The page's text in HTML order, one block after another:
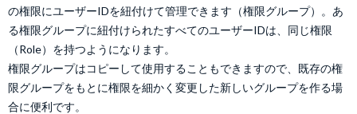
の権限にユーザーIDを紐付けて管理できます（権限グループ）。あ
る権限グループに紐付けられたすべてのユーザーIDは、同じ権限
（Role）を持つようになります。
権限グループはコピーして使用することもできますので、既存の権
限グループをもとに権限を細かく変更した新しいグループを作る場
合に便利です。